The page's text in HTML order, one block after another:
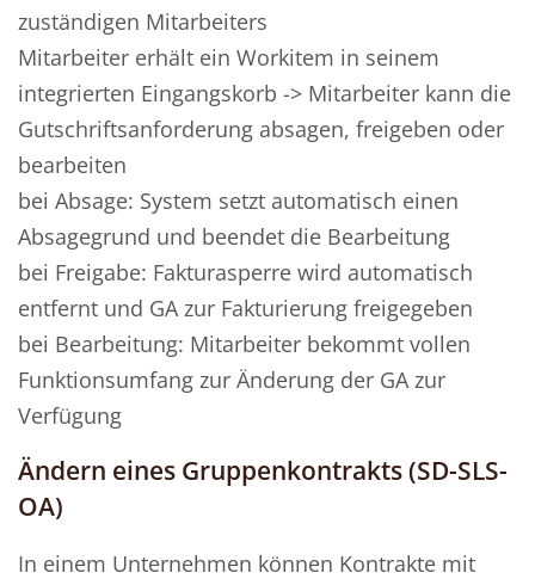
zuständigen Mitarbeiters
Mitarbeiter erhält ein Workitem in seinem
integrierten Eingangskorb -> Mitarbeiter kann die
Gutschriftsanforderung absagen, freigeben oder
bearbeiten
bei Absage: System setzt automatisch einen
Absagegrund und beendet die Bearbeitung
bei Freigabe: Fakturasperre wird automatisch
entfernt und GA zur Fakturierung freigegeben
bei Bearbeitung: Mitarbeiter bekommt vollen
Funktionsumfang zur Änderung der GA zur
Verfügung
Ändern eines Gruppenkontrakts (SD-SLS-
OA)
In einem Unternehmen können Kontrakte mit